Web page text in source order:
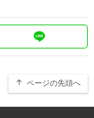
ページの先頭へ